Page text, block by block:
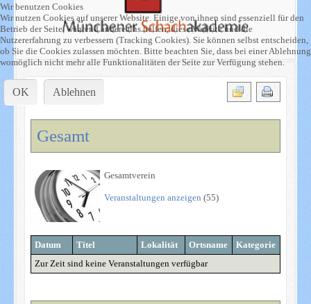
Gesamt
Gesamtverein
Veranstaltungen anzeigen (55)
Datum Titel Lokalität Ortsname
Kategorie
Zur Zeit sind keine Veranstaltungen verfügbar
Wir benutzen Cookies
Wir nutzen Cookies auf unserer Website. Einige von ihnen sind essenziell für den
Betrieb der Seite, während andere uns helfen, diese Website und die
Nutzererfahrung zu verbessern (Tracking Cookies). Sie können selbst entscheiden,
ob Sie die Cookies zulassen möchten. Bitte beachten Sie, dass bei einer Ablehnung
womöglich nicht mehr alle Funktionalitäten der Seite zur Verfügung stehen.
OK Ablehnen